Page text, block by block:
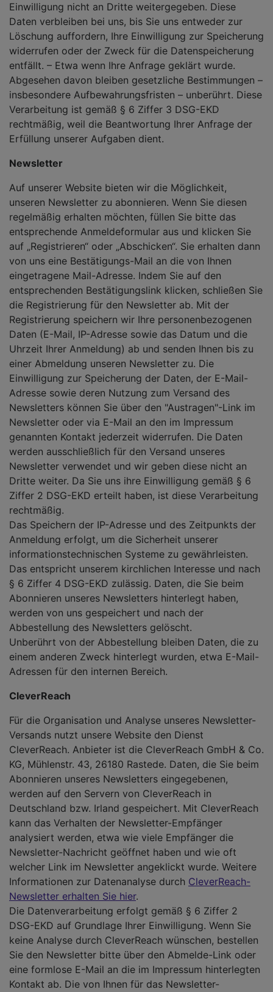
Einwilligung nicht an Dritte weitergegeben. Diese
Daten verbleiben bei uns, bis Sie uns entweder zur
Löschung auffordern, Ihre Einwilligung zur Speicherung
widerrufen oder der Zweck für die Datenspeicherung
entfällt. – Etwa wenn Ihre Anfrage geklärt wurde.
Abgesehen davon bleiben gesetzliche Bestimmungen –
insbesondere Aufbewahrungsfristen – unberührt. Diese
Verarbeitung ist gemäß § 6 Ziffer 3 DSG-EKD
rechtmäßig, weil die Beantwortung Ihrer Anfrage der
Erfüllung unserer Aufgaben dient.
Newsletter
Auf unserer Website bieten wir die Möglichkeit,
unseren Newsletter zu abonnieren. Wenn Sie diesen
regelmäßig erhalten möchten, füllen Sie bitte das
entsprechende Anmeldeformular aus und klicken Sie
auf „Registrieren“ oder „Abschicken“. Sie erhalten dann
von uns eine Bestätigungs-Mail an die von Ihnen
eingetragene Mail-Adresse. Indem Sie auf den
entsprechenden Bestätigungslink klicken, schließen Sie
die Registrierung für den Newsletter ab. Mit der
Registrierung speichern wir Ihre personenbezogenen
Daten (E-Mail, IP-Adresse sowie das Datum und die
Uhrzeit Ihrer Anmeldung) ab und senden Ihnen bis zu
einer Abmeldung unseren Newsletter zu. Die
Einwilligung zur Speicherung der Daten, der E-Mail-
Adresse sowie deren Nutzung zum Versand des
Newsletters können Sie über den "Austragen"-Link im
Newsletter oder via E-Mail an den im Impressum
genannten Kontakt jederzeit widerrufen. Die Daten
werden ausschließlich für den Versand unseres
Newsletter verwendet und wir geben diese nicht an
Dritte weiter. Da Sie uns ihre Einwilligung gemäß § 6
Ziffer 2 DSG-EKD erteilt haben, ist diese Verarbeitung
rechtmäßig.
Das Speichern der IP-Adresse und des Zeitpunkts der
Anmeldung erfolgt, um die Sicherheit unserer
informationstechnischen Systeme zu gewährleisten.
Das entspricht unserem kirchlichen Interesse und nach
§ 6 Ziffer 4 DSG-EKD zulässig. Daten, die Sie beim
Abonnieren unseres Newsletters hinterlegt haben,
werden von uns gespeichert und nach der
Abbestellung des Newsletters gelöscht.
Unberührt von der Abbestellung bleiben Daten, die zu
einem anderen Zweck hinterlegt wurden, etwa E-Mail-
Adressen für den internen Bereich.
CleverReach
Für die Organisation und Analyse unseres Newsletter-
Versands nutzt unsere Website den Dienst
CleverReach. Anbieter ist die CleverReach GmbH & Co.
KG, Mühlenstr. 43, 26180 Rastede. Daten, die Sie beim
Abonnieren unseres Newsletters eingegebenen,
werden auf den Servern von CleverReach in
Deutschland bzw. Irland gespeichert. Mit CleverReach
kann das Verhalten der Newsletter-Empfänger
analysiert werden, etwa wie viele Empfänger die
Newsletter-Nachricht geöffnet haben und wie oft
welcher Link im Newsletter angeklickt wurde. Weitere
Informationen zur Datenanalyse durch CleverReach-
Newsletter erhalten Sie hier.
Die Datenverarbeitung erfolgt gemäß § 6 Ziffer 2
DSG-EKD auf Grundlage Ihrer Einwilligung. Wenn Sie
keine Analyse durch CleverReach wünschen, bestellen
Sie den Newsletter bitte über den Abmelde-Link oder
eine formlose E-Mail an die im Impressum hinterlegten
Kontakt ab. Die von Ihnen für das Newsletter-